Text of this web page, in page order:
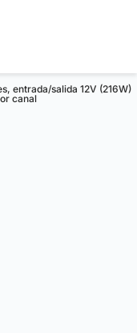
entrada/salida 12V (216W)
canal